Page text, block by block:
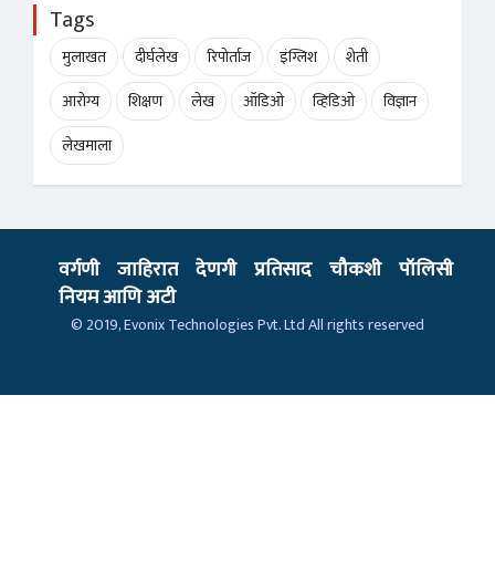
Tags
मुलाखत दीर्घलेख रिपोर्ताज इंग्लिश
शेती
आरोग्य
शिक्षण लेख ऑडिओ व्हिडिओ
विज्ञान
लेखमाला
वर्गणी जाहिरात देणगी प्रतिसाद चौकशी पॉलिसी
नियम आणि अटी
© 2019,Evonix Technologies Pvt. LtdAll rights reserved